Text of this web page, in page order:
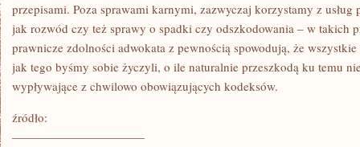
przepisami. Poza sprawami karnymi, zazwyczaj korzystamy z
jak rozwód czy też sprawy o spadki czy odszkodowania – w takich
prawnicze zdolności adwokata z pewnością spowodują, że
jak tego byśmy sobie życzyli, o ile naturalnie przeszkodą ku temu
wypływające z chwilowo obowiązujących kodeksów.
źródło:
———————————